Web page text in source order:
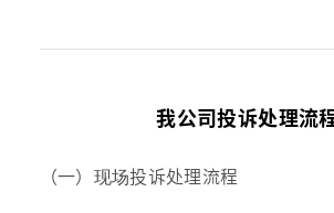
我公司投诉处理流
（一）现场投诉处理流程